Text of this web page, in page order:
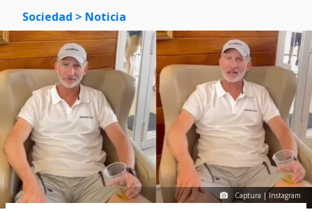
Sociedad > Noticia
Captura | Instagram